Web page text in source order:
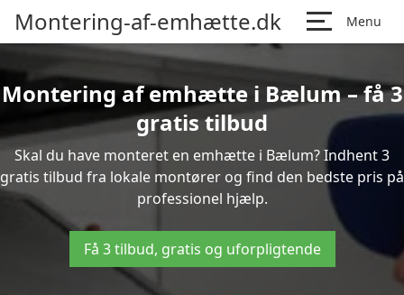
Montering-af-emhætte.dk Menu
Montering af emhætte i Bælum – få 3
gratis tilbud
Skal du have monteret en emhætte i Bælum? Indhent 3
gratis tilbud fra lokale montører og find den bedste pris på
professionel hjælp.
Få 3 tilbud, gratis og uforpligtende